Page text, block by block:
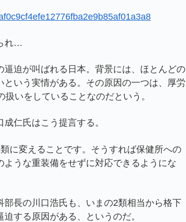
れ…
迫が叫ばれる日本。背景には、ほとんどの
いう実情がある。その原因の一つは、厚労
いをしていることなのだという。
仁氏はこう提言する。
に変えることです。そうすれば保健所への
うな重装備をせずに対応できるようにな
長の川口浩氏も、いまの2類相当から格下
する原因がある、というのだ。